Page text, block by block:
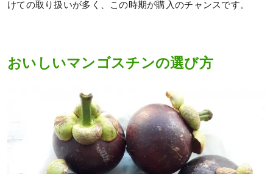
けての取り扱いが多く、この時期が購入のチャンスです。
おいしいマンゴスチンの選び方